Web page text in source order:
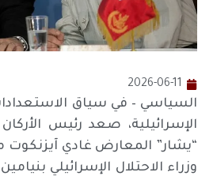
2026-06-11
السياسي – في سياق
الإسرائيلية، صعد رئيس
“يشار” المعارض غادي
وزراء الاحتلال الإسرائيلي